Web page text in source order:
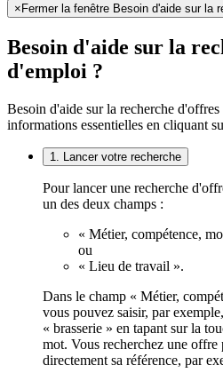
× Fermer la fenêtre Besoin d'aide sur la
Besoin d'aide sur la
d'emploi ?
Besoin d'aide sur la recherche
informations essentielles en cliquant
1. Lancer votre recherche
Pour lancer une recherche
un des deux champs :
« Métier, compétence,
ou
« Lieu de travail ».
Dans le champ « Métier,
vous pouvez saisir, par
« brasserie » en tapant sur la
mot. Vous recherchez une offre
directement sa référence, par